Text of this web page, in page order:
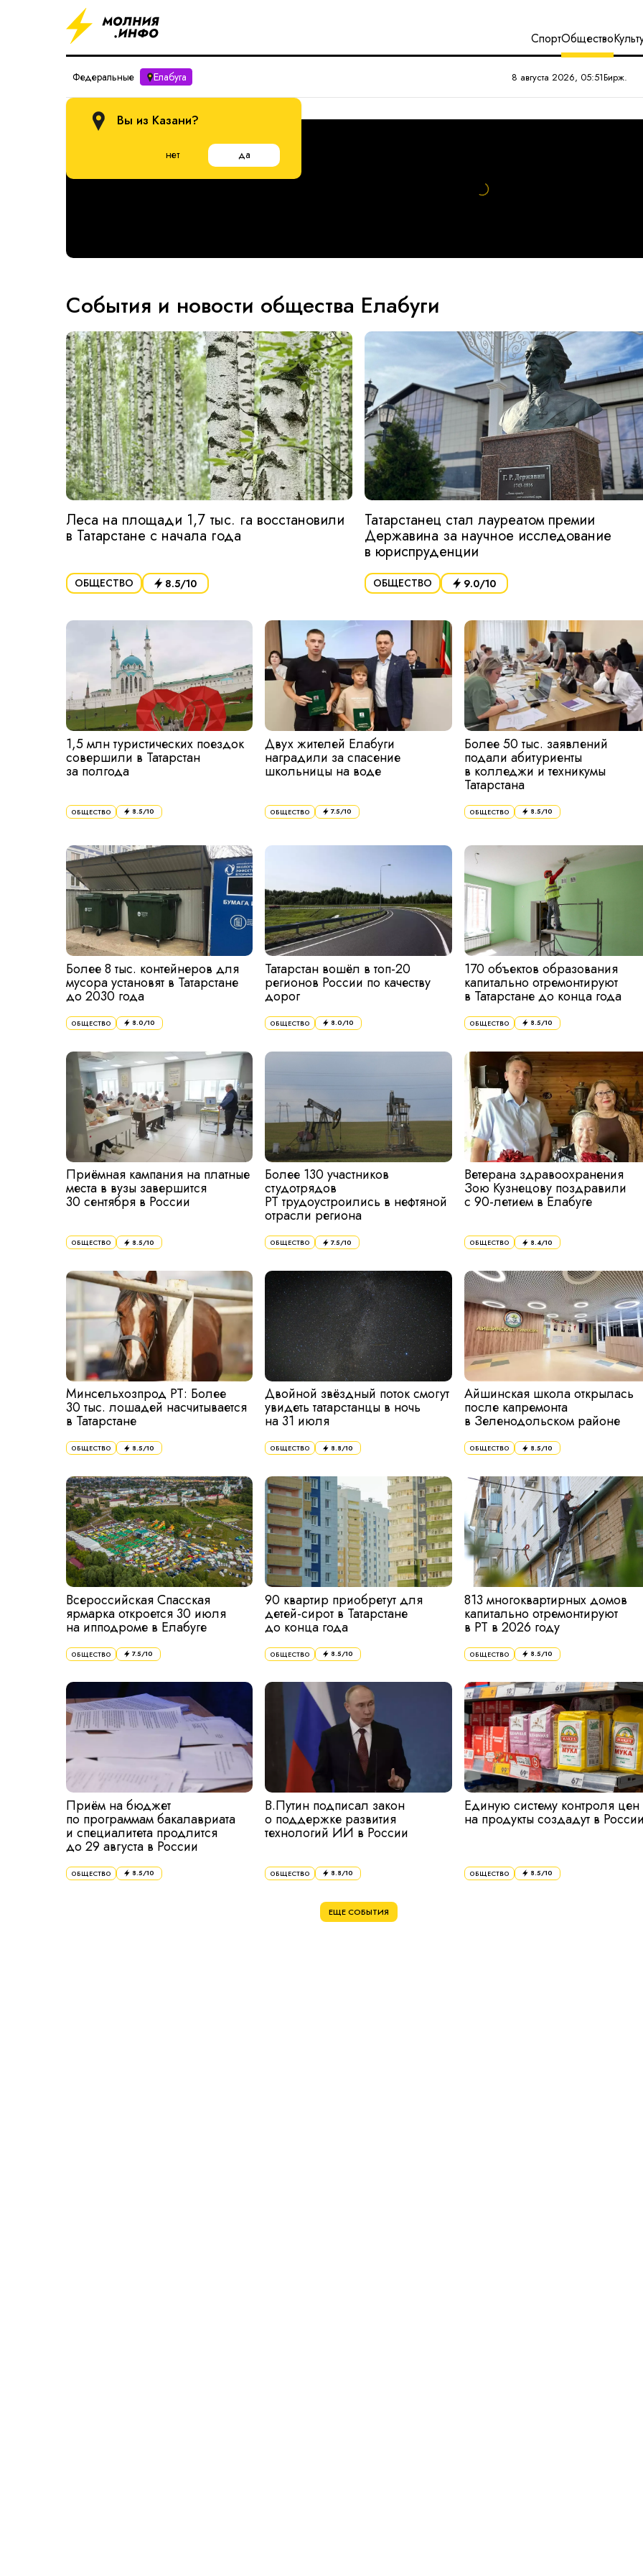
СпортОбщество
Федеральные Елабуга
Вы из Казани?
нет да
8 августа 2026, 05:51Бирж.
РЕКЛАМА
События и новости общества Елабуги
Леса на площади 1,7 тыс. га восстановили
в Татарстане с начала года
ОБЩЕСТВО 8.5/10
Татарстанец стал лауреатом премии
Державина за научное исследование
в юриспруденции
ОБЩЕСТВО 9.0/10
1,5 млн туристических поездок
совершили в Татарстан
за полгода
ОБЩЕСТВО 8.5/10
Двух жителей Елабуги
наградили за спасение
школьницы на воде
ОБЩЕСТВО 7.5/10
Более 50 тыс. заявлений
подали абитуриенты
в колледжи и техникумы
Татарстана
ОБЩЕСТВО 8.5/10
Более 8 тыс. контейнеров для
мусора установят в Татарстане
до 2030 года
ОБЩЕСТВО 8.0/10
Татарстан вошёл в топ-20
регионов России по качеству
дорог
ОБЩЕСТВО 8.0/10
170 объектов образования
капитально отремонтируют
в Татарстане до конца года
ОБЩЕСТВО 8.5/10
Приёмная кампания на платные
места в вузы завершится
30 сентября в России
ОБЩЕСТВО 8.5/10
Более 130 участников
студотрядов
РТ трудоустроились в нефтяной
отрасли региона
ОБЩЕСТВО 7.5/10
Ветерана здравоохранения
Зою Кузнецову поздравили
с 90-летием в Елабуге
ОБЩЕСТВО 8.4/10
Минсельхозпрод РТ: Более
30 тыс. лошадей насчитывается
в Татарстане
ОБЩЕСТВО 8.5/10
Двойной звёздный поток смогут
увидеть татарстанцы в ночь
на 31 июля
ОБЩЕСТВО 8.8/10
Айшинская школа открылась
после капремонта
в Зеленодольском районе
ОБЩЕСТВО 8.5/10
Всероссийская Спасская
ярмарка откроется 30 июля
на ипподроме в Елабуге
ОБЩЕСТВО 7.5/10
90 квартир приобретут для
детей-сирот в Татарстане
до конца года
ОБЩЕСТВО 8.5/10
813 многоквартирных домов
капитально отремонтируют
в РТ в 2026 году
ОБЩЕСТВО 8.5/10
Приём на бюджет
по программам бакалавриата
и специалитета продлится
до 29 августа в России
ОБЩЕСТВО 8.5/10
В.Путин подписал закон
о поддержке развития
технологий ИИ в России
ОБЩЕСТВО 8.8/10
Единую систему контроля цен
на продукты создадут в
ОБЩЕСТВО 8.5/10
ЕЩЕ СОБЫТИЯ